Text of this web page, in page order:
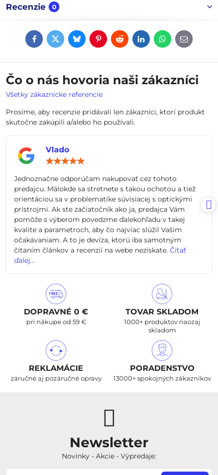
Recenzie 0
FacebookTwitterBlueskyPinterestRedditLinkedInWhatsApp
E-
mail
Čo o nás hovoria naši zákazníci
Všetky zákaznícke referencie
Prosíme, aby recenzie pridávali len zákazníci, ktorí produkt
skutočne zakúpili a/alebo ho používali.
Vlado
5
Jednoznačne odporúčam nakupovať cez tohoto
predajcu. Málokde sa stretnete s takou ochotou a tiež
orientáciou sa v problematike súvisiacej s optickými
prístrojmi. Ak ste začiatočník ako ja, predajca Vám
pomôže s výberom povedzme ďalekohľadu v takej
kvalite a parametroch, aby čo najviac slúžil Vašim
očakávaniam. A to je devíza, ktorú iba samotným
čítaním článkov a recenzií na webe nezískate. Čítať
ďalej...
DOPRAVNÉ 0 €
pri nákupe od 59 €
TOVAR SKLADOM
1000+ produktov naozaj
skladom
REKLAMÁCIE
záručné aj pozáručné opravy
PORADENSTVO
13000+ spokojných zákazníkov
Newsletter
Novinky - Akcie - Výpredaje: